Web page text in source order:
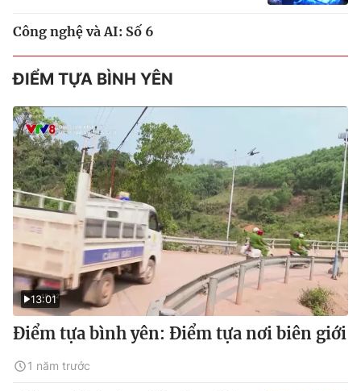
Công nghệ và AI: Số 6
ĐIỂM TỰA BÌNH YÊN
13:01
Điểm tựa bình yên: Điểm tựa nơi biên giới
1 năm trước